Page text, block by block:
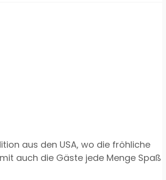
aus den USA, wo die fröhliche
auch die Gäste jede Menge Spaß